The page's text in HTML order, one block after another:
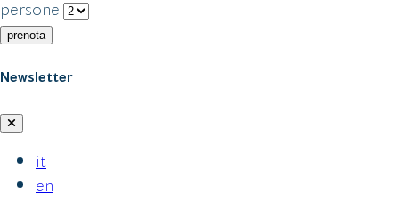
persone
prenota
Newsletter
it
en